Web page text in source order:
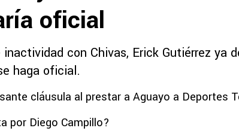
oficial
inactividad con Chivas, Erick Gutiérrez ya
haga oficial.
cláusula al prestar a Aguayo a Deportes
por Diego Campillo?